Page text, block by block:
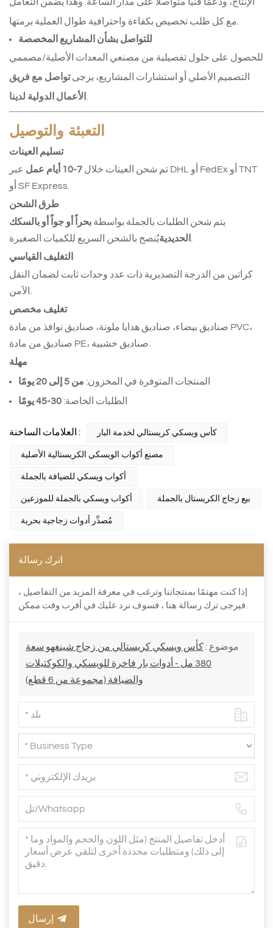
الإنتاج، ودعمًا فنيًا متواصلًا على مدار الساعة. وهذا يضمن التعامل
مع كل طلب تخصيص بكفاءة واحترافية طوال العملية برمتها.
للتواصل بشأن المشاريع المخصصة
للحصول على حلول تفصيلية من مصنعي المعدات الأصلية/مصممي
التصميم الأصلي أو استشارات المشاريع، يرجىتواصل مع فريق
الأعمال الدولية لدينا .
التعبئة والتوصيل
تسليم العينات
تم شحن العينات خلال 7-10 أيام عمل
عبر DHL أو FedEx أو TNT
أو SF Express.
طرق الشحن
يتم شحن الطلبات بالجملة بواسطة بحراً أو جواً أو بالسكك
الحديدية يُنصح بالشحن السريع للكميات الصغيرة.
التغليف القياسي
كراتين من الدرجة التصديرية ذات عدد وحدات ثابت لضمان النقل
الآمن.
تغليف مخصص
صناديق بيضاء، صناديق هدايا ملونة، صناديق نوافذ من مادة PVC،
صناديق من مادة PE، صناديق خشبية.
مهلة
المنتجات المتوفرة في المخزون: من 5 إلى 20 يومًا
الطلبات الخاصة:30-45 يومًا
العلامات الساخنة : كأس ويسكي كريستالي لخدمة البار
مصنع أكواب الويسكي الكريستالية الأصلية
أكواب ويسكي للضيافة بالجملة
أكواب ويسكي بالجملة للموزعين بيع زجاج الكريستال بالجملة
مُصدِّر أدوات زجاجية بحرية
اترك رسالة
إذا كنت مهتمًا بمنتجاتنا وترغب في معرفة المزيد من التفاصيل ،
موضوع : كأس ويسكي كريستالي من زجاج شينغهو سعة
380 مل - أدوات بار فاخرة للويسكي والكوكتيلات
والضيافة (مجموعة من 6 قطع)
إرسال